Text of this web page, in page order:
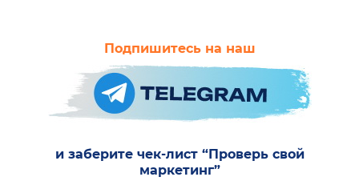
Подпишитесь на наш
и заберите чек-лист “Проверь свой
маркетинг”